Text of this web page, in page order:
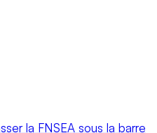
la FNSEA sous la barre